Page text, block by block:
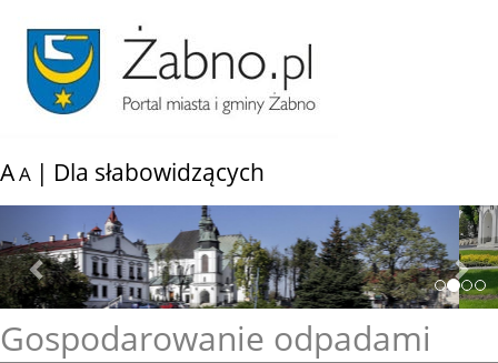
AA | Dla słabowidzących
Previous
Gospodarowanie odpadami